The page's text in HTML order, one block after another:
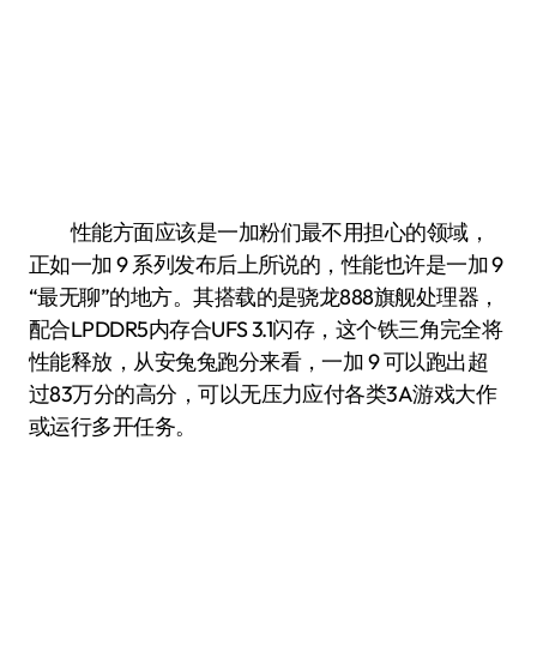
性能方面应该是一加粉们最不用担心的领域，
正如一加 9 系列发布后上所说的，性能也许是一加 9
“最无聊”的地方。其搭载的是骁龙888旗舰处理器，
配合LPDDR5内存合UFS 3.1闪存，这个铁三角完全将
性能释放，从安兔兔跑分来看，一加 9 可以跑出超
过83万分的高分，可以无压力应付各类3A游戏大作
或运行多开任务。